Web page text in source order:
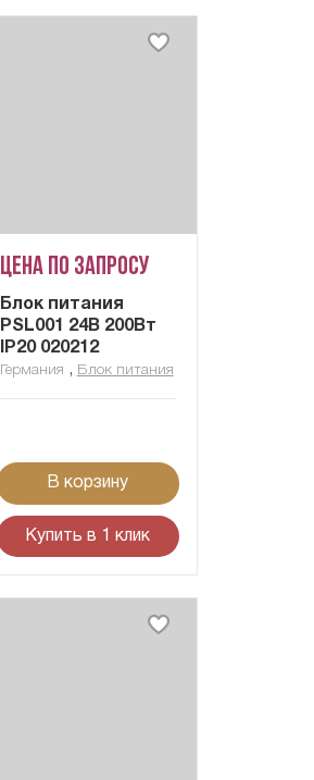
Цена по запросу
Блок питания
PSL001 24В 200Вт
IP20 020212
Германия , Блок питания
В корзину
Купить в 1 клик